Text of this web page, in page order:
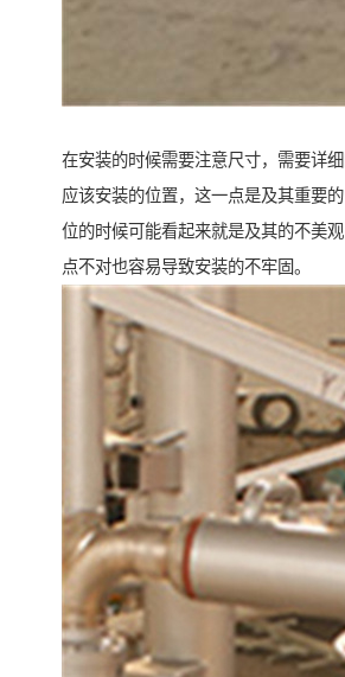
在安装的时候需要注意尺寸，需要详
应该安装的位置，这一点是及其重要
位的时候可能看起来就是及其的不美
点不对也容易导致安装的不牢固。